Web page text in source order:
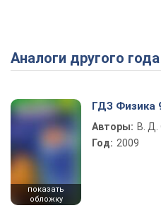
Аналоги другого
показать
обложку
ГДЗ Физика
Авторы: В. Д.
Год: 2009